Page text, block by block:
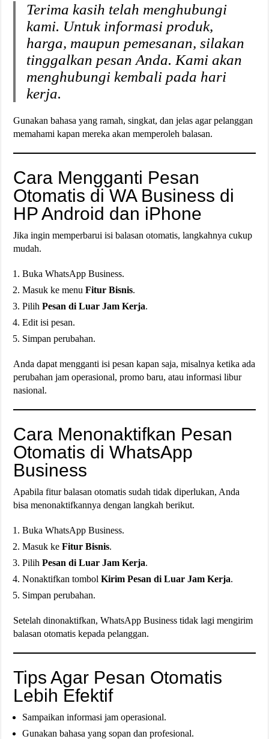
Terima kasih telah menghubungi
kami. Untuk informasi produk,
harga, maupun pemesanan, silakan
tinggalkan pesan Anda. Kami akan
menghubungi kembali pada hari
kerja.
Gunakan bahasa yang ramah, singkat, dan jelas agar pelanggan
memahami kapan mereka akan memperoleh balasan.
Cara Mengganti Pesan
Otomatis di WA Business di
HP Android dan iPhone
Jika ingin memperbarui isi balasan otomatis, langkahnya cukup
mudah.
Buka WhatsApp Business.
Masuk ke menuFitur Bisnis.
PilihPesan di Luar Jam Kerja.
Edit isi pesan.
Simpan perubahan.
Anda dapat mengganti isi pesan kapan saja, misalnya ketika ada
perubahan jam operasional, promo baru, atau informasi libur
nasional.
Cara Menonaktifkan Pesan
Otomatis di WhatsApp
Business
Apabila fitur balasan otomatis sudah tidak diperlukan, Anda
bisa menonaktifkannya dengan langkah berikut.
Buka WhatsApp Business.
Masuk keFitur Bisnis.
PilihPesan di Luar Jam Kerja.
Nonaktifkan tombolKirim Pesan di Luar Jam Kerja.
Simpan perubahan.
Setelah dinonaktifkan, WhatsApp Business tidak lagi mengirim
balasan otomatis kepada pelanggan.
Tips Agar Pesan Otomatis
Lebih Efektif
Sampaikan informasi jam operasional.
Gunakan bahasa yang sopan dan profesional.